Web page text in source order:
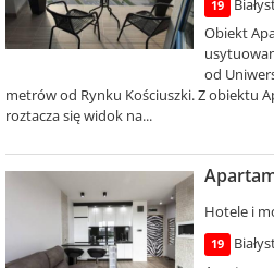
19
Obiekt
od
metrów od Rynku Kościuszki. Z obiektu
roztacza się widok na...
Hotele i
19